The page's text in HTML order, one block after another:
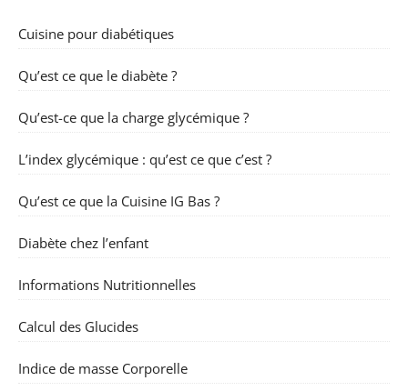
Cuisine pour diabétiques
Qu’est ce que le diabète ?
Qu’est-ce que la charge glycémique ?
L’index glycémique : qu’est ce que c’est ?
Qu’est ce que la Cuisine IG Bas ?
Diabète chez l’enfant
Informations Nutritionnelles
Calcul des Glucides
Indice de masse Corporelle